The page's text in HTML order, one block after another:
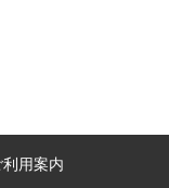
利用案内